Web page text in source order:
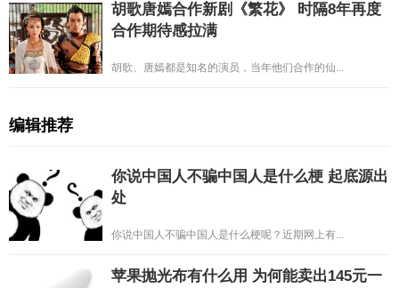
胡歌唐嫣合作新剧《繁花》 时隔8年再度
合作期待感拉满
胡歌、唐嫣都是知名的演员，当年他们合作的仙...
编辑推荐
你说中国人不骗中国人是什么梗 起底源出
处
你说中国人不骗中国人是什么梗呢？近期网上有...
苹果抛光布有什么用 为何能卖出145元一